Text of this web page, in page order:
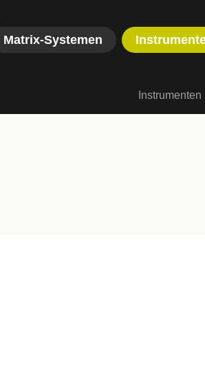
Matrix-Systemen
Instrumenten